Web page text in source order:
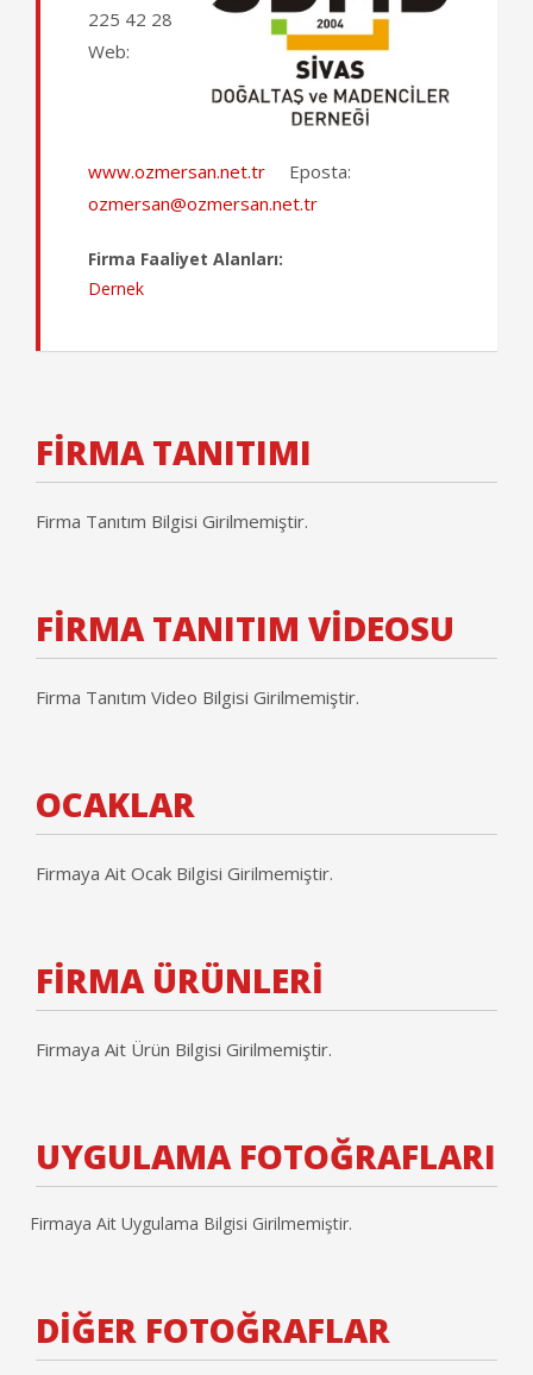
225 42 28
Web:
www.ozmersan.net.tr Eposta:
ozmersan@ozmersan.net.tr
Firma Faaliyet Alanları:
Dernek
FİRMA TANITIMI
Firma Tanıtım Bilgisi Girilmemiştir.
FİRMA TANITIM VİDEOSU
Firma Tanıtım Video Bilgisi Girilmemiştir.
OCAKLAR
Firmaya Ait Ocak Bilgisi Girilmemiştir.
FİRMA ÜRÜNLERİ
Firmaya Ait Ürün Bilgisi Girilmemiştir.
UYGULAMA FOTOĞRAFLARI
Firmaya Ait Uygulama Bilgisi Girilmemiştir.
DİĞER FOTOĞRAFLAR